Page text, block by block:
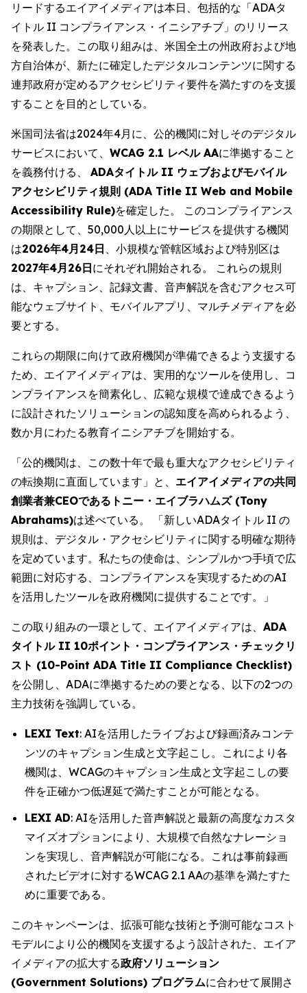
リードするエイアイメディアは本日、包括的な「ADAタ
イトル II コンプライアンス・イニシアチブ」のリリース
を発表した。この取り組みは、米国全土の州政府および地
方自治体が、新たに確定したデジタルコンテンツに関する
連邦政府が定めるアクセシビリティ要件を満たすのを支援
することを目的としている。
米国司法省は2024年4月に、公的機関に対しそのデジタル
サービスにおいて、 WCAG 2.1 レベル AAに準拠すること
を義務付ける、 ADAタイトル II ウェブおよびモバイル
アクセシビリティ規則 (ADA Title II Web and Mobile
Accessibility Rule)を確定した。 このコンプライアンス
の期限として、50,000人以上にサービスを提供する機関
は2026年4月24日 、小規模な管轄区域および特別区は
2027年4月26日にそれぞれ開始される。 これらの規則
は、キャプション、記録文書、音声解説を含むアクセス可
能なウェブサイト、モバイルアプリ、マルチメディアを必
要とする。
これらの期限に向けて政府機関が準備できるよう支援する
ため、エイアイメディアは、実用的なツールを使用し、コ
ンプライアンスを簡素化し、広範な規模で達成できるよう
に設計されたソリューションの認知度を高められるよう、
数か月にわたる教育イニシアチブを開始する。
「公的機関は、この数十年で最も重大なアクセシビリティ
の転換期に直面しています」と、 エイアイメディアの共同
創業者兼CEOであるトニー・エイブラハムズ (Tony
Abrahams)は述べている。 「新しいADAタイトル II の
規則は、デジタル・アクセシビリティに関する明確な期待
を定めています。私たちの使命は、シンプルかつ手頃で広
範囲に対応する、コンプライアンスを実現するためのAI
を活用したツールを政府機関に提供することです。」
この取り組みの一環として、エイアイメディアは、 ADA
タイトル II 10ポイント・コンプライアンス・チェックリ
スト (10-Point ADA Title II Compliance Checklist)
を公開し、ADAに準拠するための要となる、以下の2つの
主力技術を強調している。
LEXI Text: AIを活用したライブおよび録画済みコンテ
ンツのキャプション生成と文字起こし。これにより各
機関は、WCAGのキャプション生成と文字起こしの要
件を正確かつ低遅延で満たすことが可能となる。
LEXI AD: AIを活用した音声解説と最新の高度なカスタ
マイズオプションにより、大規模で自然なナレーショ
ンを実現し、音声解説が可能になる。これは事前録画
されたビデオに対するWCAG 2.1 AAの基準を満たすた
めに重要である。
このキャンペーンは、拡張可能な技術と予測可能なコスト
モデルにより公的機関を支援するよう設計された、エイア
イメディアの拡大する政府ソリューション
(Government Solutions) プログラムに合わせて展開さ